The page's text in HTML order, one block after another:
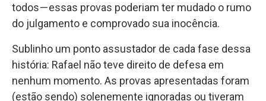
todos — essas provas poderiam ter mudado o rumo
do julgamento e comprovado sua inocência.
Sublinho um ponto assustador de cada fase dessa
história: Rafael não teve direito de defesa em
nenhum momento. As provas apresentadas foram
(estão sendo) solenemente ignoradas ou tiveram